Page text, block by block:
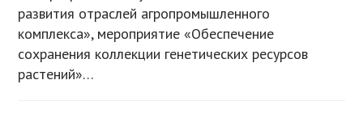
развития отраслей агропромышленного
комплекса», мероприятие «Обеспечение
сохранения коллекции генетических ресурсов
растений»…